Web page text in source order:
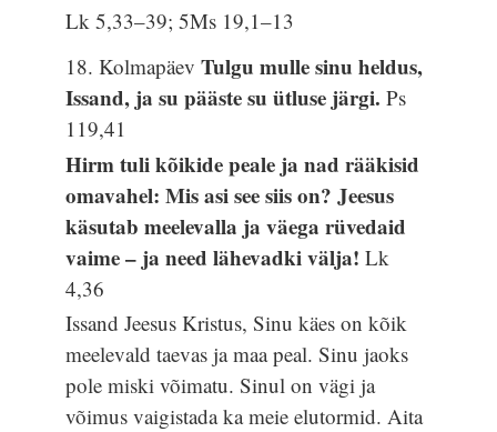
Lk 5,33–39; 5Ms 19,1–13
18. KolmapäevTulgu mulle sinu heldus,
Issand, ja su pääste su ütluse järgi.Ps
119,41
Hirm tuli kõikide peale ja nad rääkisid
omavahel: Mis asi see siis on? Jeesus
käsutab meelevalla ja väega rüvedaid
vaime – ja need lähevadki välja!Lk
4,36
Issand Jeesus Kristus, Sinu käes on kõik
meelevald taevas ja maa peal. Sinu jaoks
pole miski võimatu. Sinul on vägi ja
võimus vaigistada ka meie elutormid. Aita